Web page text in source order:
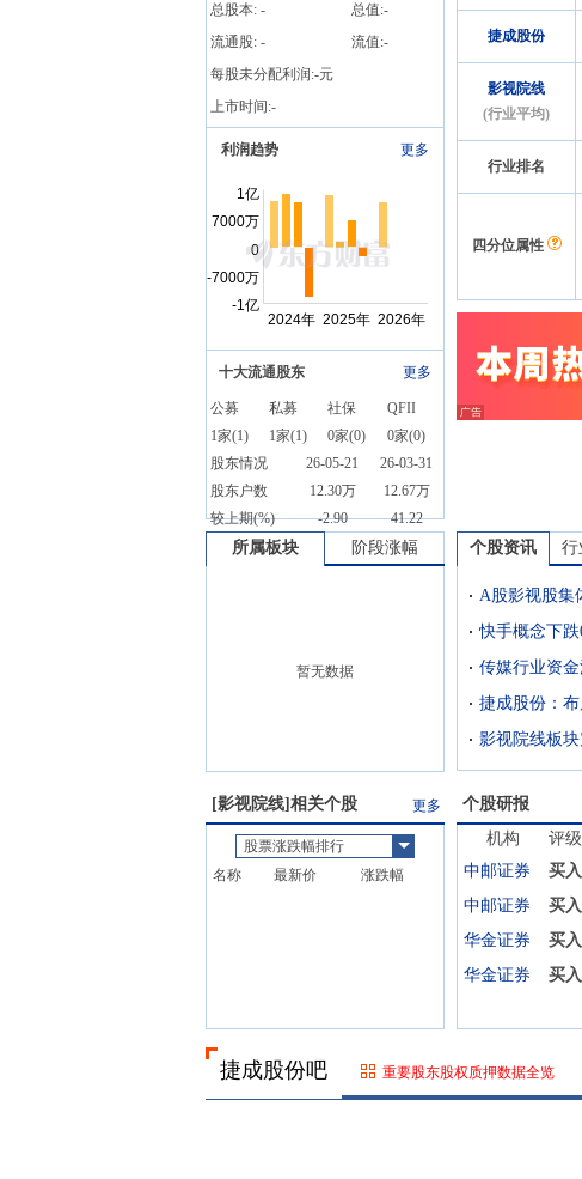
总股本: - 总值:-
流通股: - 流值:-
每股未分配利润:-元
上市时间:-
利润趋势 更多
十大流通股东 更多
公募 私募 社保
QFII
1家(1) 1家(1) 0家(0) 0家(0)
股东情况
26-05-21
26-03-31
股东户数
12.30万
12.67万
较上期(%)
-2.90 41.22
捷成股份
影视院线
(行业平均)
行业排名
四分位属性
所属板块 阶段涨幅
暂无数据
个股资讯 行
A股影视股集
快手概念下
捷成股份：
影视院线板
[影视院线]相关个股 更多
股票涨跌幅排行
名称
最新价 涨跌幅
个股研报
机构 评级
中邮证券
买入
中邮证券 买入
华金证券 买入
华金证券 买入
捷成股份吧 重要股东股权质押数据全览